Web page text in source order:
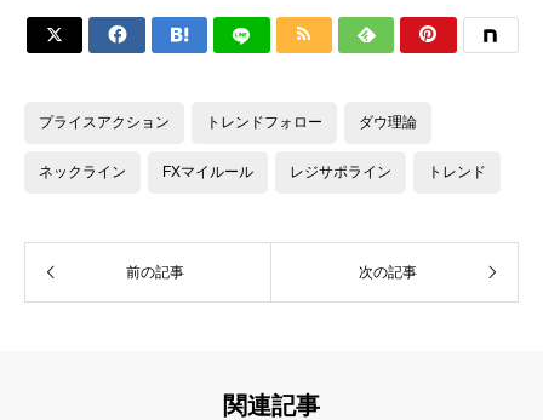
     
プライスアクション トレンドフォロー ダウ理論
ネックライン FXマイルール レジサポライン トレンド
前の記事 次の記事
関連記事